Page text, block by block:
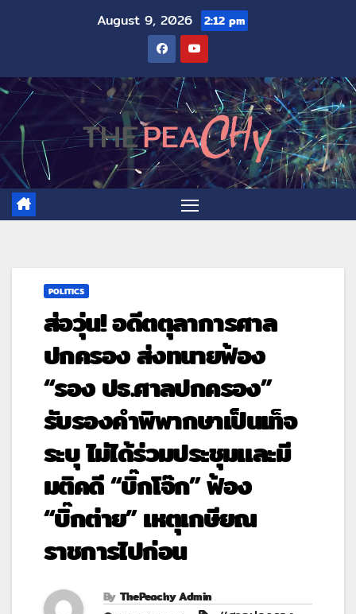
August 9, 2026 2:12 pm
POLITICS
ส่อวุ่น! อดีตตุลาการศาล
ปกครอง ส่งทนายฟ้อง
“รอง ปธ.ศาลปกครอง”
รับรองคำพิพากษาเป็นเท็จ
ระบุ ไม่ได้ร่วมประชุมและมี
มติคดี “บิ๊กโจ๊ก” ฟ้อง
“บิ๊กต่าย” เหตุเกษียณ
ราชการไปก่อน
By ThePeachy Admin